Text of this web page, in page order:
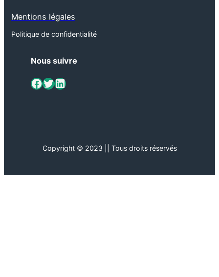
Mentions légales
Politique de confidentialité
Nous suivre
ViaMétiers sur Facebook Twitter LinkedIn
Copyright © 2023 || Tous droits réservés